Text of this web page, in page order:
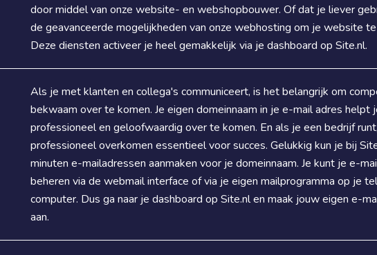
door middel van onze website- en webshopbouwer. Of dat je liever
de geavanceerde mogelijkheden van onze webhosting om je website
Deze diensten activeer je heel gemakkelijk via je dashboard op Site.nl.
Als je met klanten en collega's communiceert, is het belangrijk om
bekwaam over te komen. Je eigen domeinnaam in je e-mail adres helpt
professioneel en geloofwaardig over te komen. En als je een bedrijf
professioneel overkomen essentieel voor succes. Gelukkig kun je bij
minuten e-mailadressen aanmaken voor je domeinnaam. Je kunt je e-
beheren via de webmail interface of via je eigen mailprogramma op je
computer. Dus ga naar je dashboard op Site.nl en maak jouw eigen e-
aan.